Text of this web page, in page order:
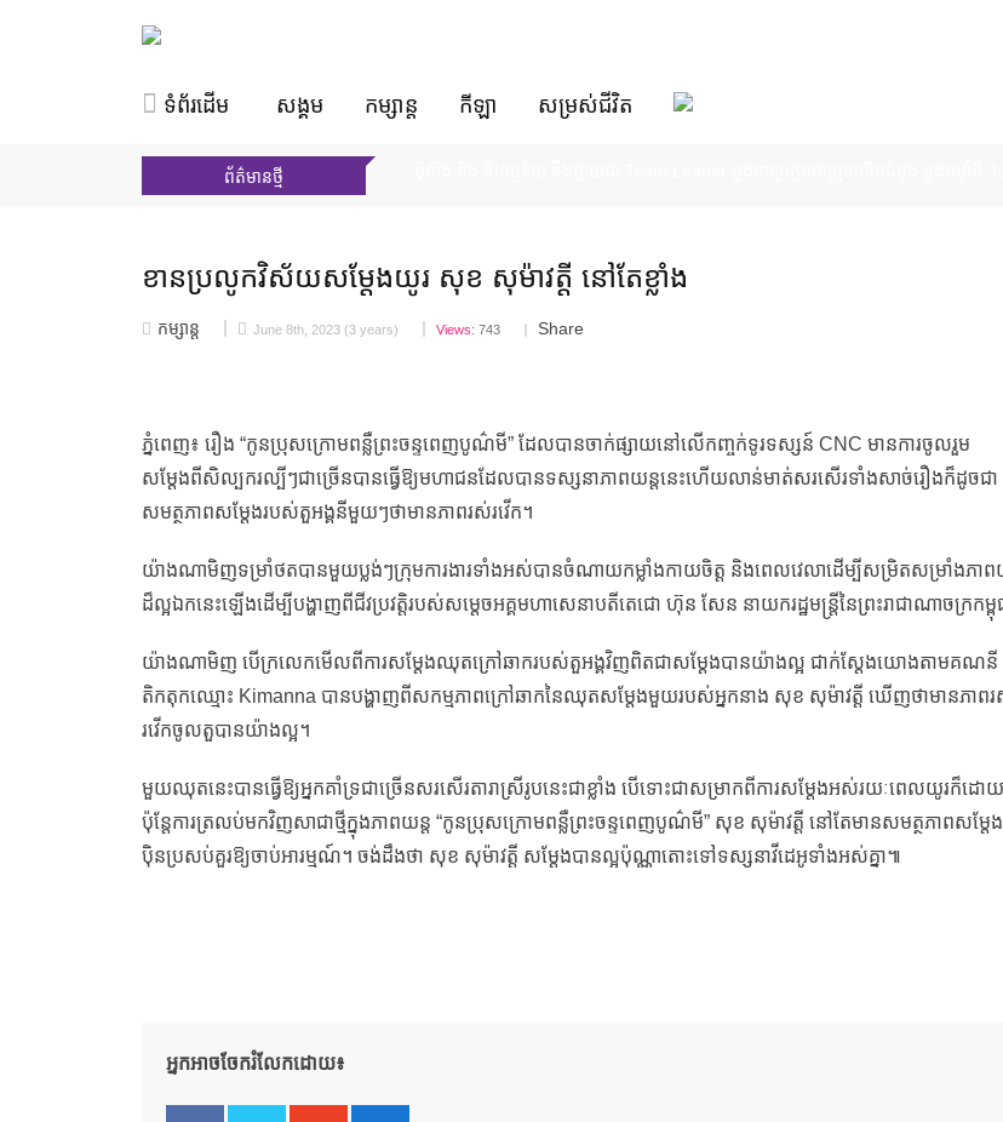
ទំព័រដើម សង្គម កម្សាន្ត កីឡា សម្រស់ជីវិត
ព័ត៌មានថ្មី
ប្រអប់អាថ៌កំបាំងលើកទី២ នាំមកនូវការសាកល្បងពិតប្រាកដលើភាពច្នៃប្រឌិតរបស់ Little Chef
Chef ម៉ារីយ៉ា អ៊ុន ចែករំលែកចំណេះដឹងម្ហូបខ្មែរ មុនការប្រកួតពិតចាប់ផ្តើម
ខានប្រលូកវិស័យសម្តែងយូរ សុខ សុម៉ាវត្តី នៅតែខ្លាំង
កម្សាន្ត June 8th, 2023 (3 years) Views: 743 Share
ភ្នំពេញ៖ រឿង “កូនប្រុសក្រោមពន្លឺព្រះចន្ទពេញបូណ៌មី” ដែលបានចាក់ផ្សាយនៅលើកញ្ចក់ទូរទស្សន៍ CNC មានការចូលរួម
សម្តែងពីសិល្បករល្បីៗជាច្រើនបានធ្វើឱ្យមហាជនដែលបានទស្សនាភាពយន្តនេះហើយលាន់មាត់សរសើរទាំងសាច់រឿងក៏ដូចជា
សមត្ថភាពសម្តែងរបស់តួអង្គនីមួយៗថាមានភាពរស់រវើក។
យ៉ាងណាមិញទម្រាំថតបានមួយប្លង់ៗក្រុមការងារទាំងអស់បានចំណាយកម្លាំងកាយចិត្ត និងពេលវេលាដើម្បីសម្រិតសម្រាំងភាព
ដ៏ល្អឯកនេះឡើងដើម្បីបង្ហាញពីជីវប្រវត្តិរបស់សម្តេចអគ្គមហាសេនាបតីតេជោ ហ៊ុន សែន នាយករដ្ឋមន្ត្រីនៃព្រះរាជាណាចក្រកម្ពុ
យ៉ាងណាមិញ បើក្រលេកមើលពីការសម្តែងឈុតក្រៅឆាករបស់តួអង្គវិញពិតជាសម្តែងបានយ៉ាងល្អ ជាក់ស្តែងយោងតាមគណនី
តិកតុកឈ្មោះ Kimanna បានបង្ហាញពីសកម្មភាពក្រៅឆាកនៃឈុតសម្តែងមួយរបស់អ្នកនាង សុខ សុម៉ាវត្តី ឃើញថាមានភាព
រវើកចូលតួបានយ៉ាងល្អ។
មួយឈុតនេះបានធ្វើឱ្យអ្នកគាំទ្រជាច្រើនសរសើរតារាស្រីរូបនេះជាខ្លាំង បើទោះជាសម្រាកពីការសម្តែងអស់រយៈពេលយូរក៏ដោយ
ប៉ុន្តែការត្រលប់មកវិញសាជាថ្មីក្នុងភាពយន្ត “កូនប្រុសក្រោមពន្លឺព្រះចន្ទពេញបូណ៌មី” សុខ សុម៉ាវត្តី នៅតែមានសមត្ថភាពសម្តែ
ប៉ិនប្រសប់គួរឱ្យចាប់អារម្មណ៍។ ចង់ដឹងថា សុខ សុម៉ាវត្តី សម្តែងបានល្អប៉ុណ្ណាតោះទៅទស្សនាវីដេអូទាំងអស់គ្នា៕
អ្នកអាចចែករំលែកដោយ៖